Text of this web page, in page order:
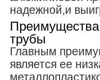
надежной,и
Преимущества
трубы
Главным
является ее